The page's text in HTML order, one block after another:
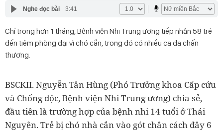
Nghe đọc bài 3:41
Chỉ trong hơn 1 tháng, Bệnh viện Nhi Trung ương tiếp nhận 58 trẻ
đến tiêm phòng dại vì chó cắn, trong đó có nhiều ca đa chấn
thương.
BSCKII. Nguyễn Tân Hùng (Phó Trưởng khoa Cấp cứu
và Chống độc, Bệnh viện Nhi Trung ương) chia sẻ,
đầu tiên là trường hợp của bệnh nhi 14 tuổi ở Thái
Nguyên. Trẻ bị chó nhà cắn vào gót chân cách đây 6